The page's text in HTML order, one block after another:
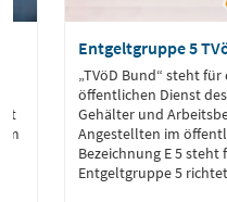
Entgeltgruppe 5
„TVöD Bund“ steht
öffentlichen Dienst
Gehälter und
Angestellten im
Bezeichnung E 5
Entgeltgruppe 5